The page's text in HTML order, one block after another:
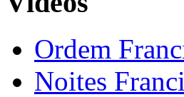
Ordem
Noites